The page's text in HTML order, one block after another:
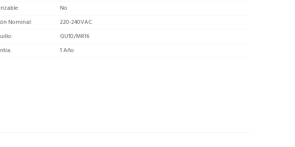
No
Nominal
220-240VAC
GU10/MR16
1 Año